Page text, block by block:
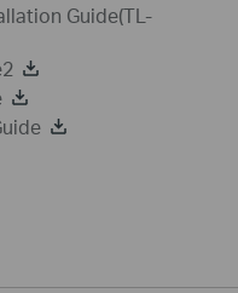
Guide(TL-